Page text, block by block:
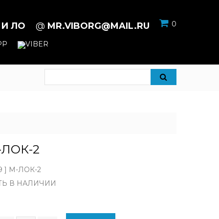
0
ЛО @ MR.VIBORG@MAIL.RU
ЛОК-2
] М-ЛОК-2
В НАЛИЧИИ